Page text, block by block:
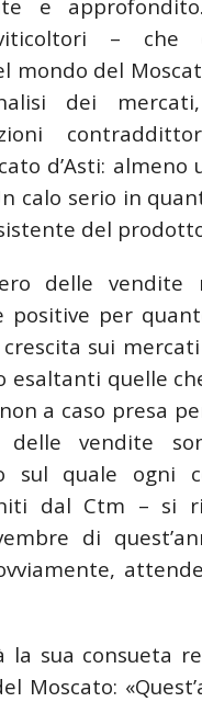
e
– che
mondo del
dei
d’Asti: almeno
calo serio in
del
delle vendite
positive per
sui
quelle
a caso presa
delle vendite
sul quale ogni
dal Ctm – si
di
la sua consueta
Moscato: